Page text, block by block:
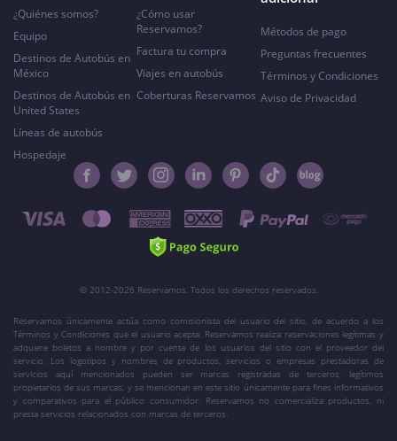
¿Quiénes somos?
Equipo
Destinos de Autobús en
México
Destinos de Autobús en
United States
Líneas de autobús
Hospedaje
¿Cómo usar
Reservamos?
Factura tu compra
Viajes en autobús
Coberturas Reservamos
Métodos de pago
Preguntas frecuentes
Términos y Condiciones
Aviso de Privacidad
© 2012-2026 Reservamos. Todos los derechos reservados.
Reservamos únicamente actúa como comisionista del usuario del sitio, de acuerdo a los
Términos y Condiciones que el usuario acepta. Reservamos realiza reservaciones legítimas y
adquiere boletos a nombre y por cuenta de los usuarios del sitio con el proveedor del
servicio. Los logotipos y nombres de productos, servicios o empresas prestadoras de
servicios aquí mencionados pueden ser marcas registradas de terceros, legítimos
propietarios de sus marcas, y se mencionan en este sitio únicamente para fines informativos
y comparativos para el público consumidor. Reservamos no comercializa productos, ni
presta servicios relacionados con marcas de terceros.